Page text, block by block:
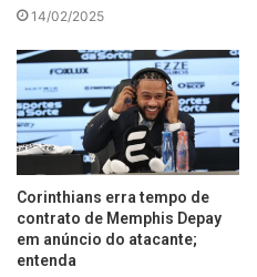
14/02/2025
Corinthians erra tempo de
contrato de Memphis Depay
em anúncio do atacante;
entenda